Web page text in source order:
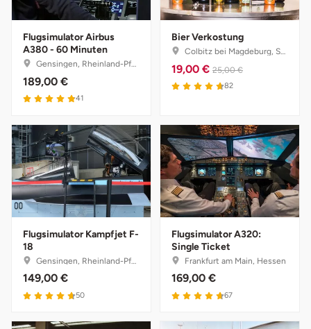
Flugsimulator Airbus
A380 - 60 Minuten
Gensingen, Rheinland-Pfalz
189,00 €
41
Bier Verkostung
Colbitz bei Magdeburg, Sachsen-Anhalt
19,00 € 25,00 €
82
Flugsimulator Kampfjet F-
18
Gensingen, Rheinland-Pfalz
149,00 €
50
Flugsimulator A320:
Single Ticket
Frankfurt am Main, Hessen
169,00 €
67
Nidda
Nordwestmecklenburg
Nürnberg
Oberhavel
Odenwald
Oder-Spree
Oldenburg